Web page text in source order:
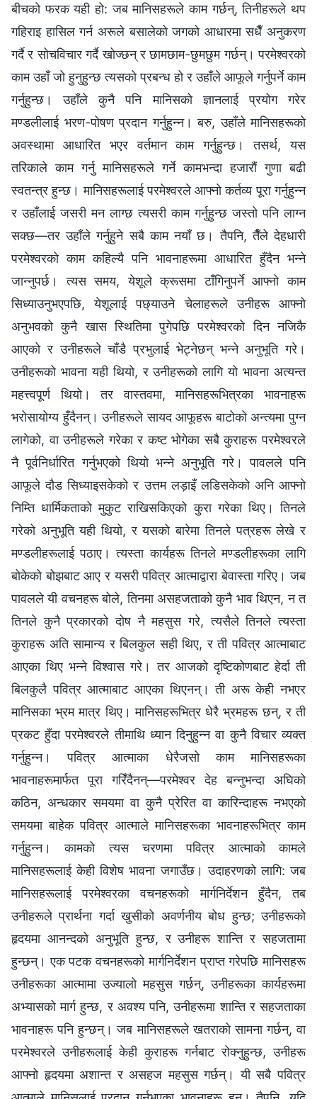
बीचको फरक यही हो: जब मानिसहरूले काम गर्छन्, तिनीहरूले थप
गहिराइ हासिल गर्न अरूले बसालेको जगको आधारमा सधैँ अनुकरण
गर्दै र सोचविचार गर्दै खोज्छन् र छामछाम-छुमछुम गर्छन्। परमेश्‍वरको
काम उहाँ जो हुनुहुन्छ त्यसको प्रबन्ध हो र उहाँले आफूले गर्नुपर्ने काम
गर्नुहुन्छ। उहाँले कुनै पनि मानिसको ज्ञानलाई प्रयोग गरेर
मण्डलीलाई भरण-पोषण प्रदान गर्नुहुन्‍न। बरु, उहाँले मानिसहरूको
अवस्थामा आधारित भएर वर्तमान काम गर्नुहुन्छ। तसर्थ, यस
तरिकाले काम गर्नु मानिसहरूले गर्ने कामभन्दा हजारौं गुणा बढी
स्वतन्त्र हुन्छ। मानिसहरूलाई परमेश्‍वरले आफ्नो कर्तव्य पूरा गर्नुहुन्न
र उहाँलाई जसरी मन लाग्छ त्यसरी काम गर्नुहुन्छ जस्तो पनि लाग्न
सक्छ—तर उहाँले गर्नुहुने सबै काम नयाँ छ। तैपनि, तैँले देहधारी
परमेश्‍वरको काम कहिल्यै पनि भावनाहरूमा आधारित हुँदैन भन्‍ने
जान्नुपर्छ। त्यस समय, येशूले क्रूसमा टाँगिनुपर्ने आफ्नो काम
सिध्याउनुभएपछि, येशूलाई पछ्याउने चेलाहरूले उनीहरू आफ्नो
अनुभवको कुनै खास स्थितिमा पुगेपछि परमेश्‍वरको दिन नजिकै
आएको र उनीहरूले चाँडै प्रभुलाई भेट्नेछन् भन्‍ने अनुभूति गरे।
उनीहरूको भावना यही थियो, र उनीहरूको लागि यो भावना अत्यन्त
महत्त्वपूर्ण थियो। तर वास्तवमा, मानिसहरूभित्रका भावनाहरू
भरोसायोग्य हुँदैनन्। उनीहरूले सायद आफूहरू बाटोको अन्त्यमा पुग्न
लागेको, वा उनीहरूले गरेका र कष्ट भोगेका सबै कुराहरू परमेश्‍वरले
नै पूर्वनिर्धारित गर्नुभएको थियो भन्‍ने अनुभूति गरे। पावलले पनि
आफूले दौड सिध्याइसकेको र उत्तम लड़ाइँ लडिसकेको अनि आफ्नो
निम्‍ति धार्मिकताको मुकुट राखिसकिएको कुरा गरेका थिए। तिनले
गरेको अनुभूति यही थियो, र यसको बारेमा तिनले पत्रहरू लेखे र
मण्डलीहरूलाई पठाए। त्यस्ता कार्यहरू तिनले मण्डलीहरूका लागि
बोकेको बोझबाट आए र यसरी पवित्र आत्माद्वारा बेवास्ता गरिए। जब
पावलले यी वचनहरू बोले, तिनमा असहजताको कुनै भाव थिएन, न त
तिनले कुनै प्रकारको दोष नै महसुस गरे, त्यसैले तिनले त्यस्ता
कुराहरू अति सामान्य र बिलकुल सही थिए, र ती पवित्र आत्माबाट
आएका थिए भन्‍ने विश्‍वास गरे। तर आजको दृष्टिकोणबाट हेर्दा ती
बिलकुलै पवित्र आत्माबाट आएका थिएनन्। ती अरू केही नभएर
मानिसका भ्रम मात्र थिए। मानिसहरूभित्र धेरै भ्रमहरू छन्, र ती
प्रकट हुँदा परमेश्‍वरले तीमाथि ध्यान दिनुहुन्न वा कुनै विचार व्यक्त
गर्नुहुन्न। पवित्र आत्माका धेरैजसो काम मानिसहरूका
भावनाहरूमार्फत पूरा गरिँदैनन्—परमेश्‍वर देह बन्नुभन्दा अघिको
कठिन, अन्धकार समयमा वा कुनै प्रेरित वा कारिन्दाहरू नभएको
समयमा बाहेक पवित्र आत्माले मानिसहरूका भावनाहरूभित्र काम
गर्नुहुन्न। कामको त्यस चरणमा पवित्र आत्माको कामले
मानिसहरूलाई केही विशेष भावना जगाउँछ। उदाहरणको लागि: जब
मानिसहरूलाई परमेश्‍वरका वचनहरूको मार्गनिर्देशन हुँदैन, तब
उनीहरूले प्रार्थना गर्दा खुसीको अवर्णनीय बोध हुन्छ; उनीहरूको
हृदयमा आनन्दको अनुभूति हुन्छ, र उनीहरू शान्ति र सहजतामा
हुन्छन्। एक पटक वचनहरूको मार्गनिर्देशन प्राप्त गरेपछि मानिसहरू
उनीहरूका आत्मामा उज्यालो महसुस गर्छन्, उनीहरूका कार्यहरूमा
अभ्यासको मार्ग हुन्छ, र अवश्य पनि, उनीहरूमा शान्ति र सहजताका
भावनाहरू पनि हुन्छन्। जब मानिसहरूले खतराको सामना गर्छन्, वा
परमेश्‍वरले उनीहरूलाई केही कुराहरू गर्नबाट रोक्नुहुन्छ, उनीहरू
आफ्नो हृदयमा अशान्त र असहज महसुस गर्छन्। यी सबै पवित्र